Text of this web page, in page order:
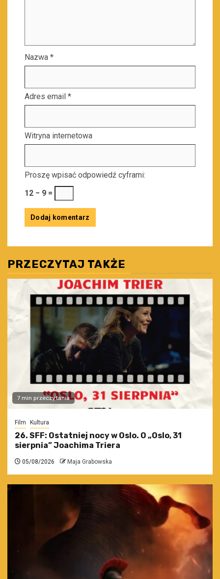
Nazwa *
Adres email *
Witryna internetowa
Proszę wpisać odpowiedź cyframi:
12 − 9 =
PRZECZYTAJ TAKŻE
7 min przeczytania
Film Kultura
26. SFF: Ostatniej nocy w Oslo. O „Oslo, 31
sierpnia” Joachima Triera
05/08/2026 Maja Grabowska